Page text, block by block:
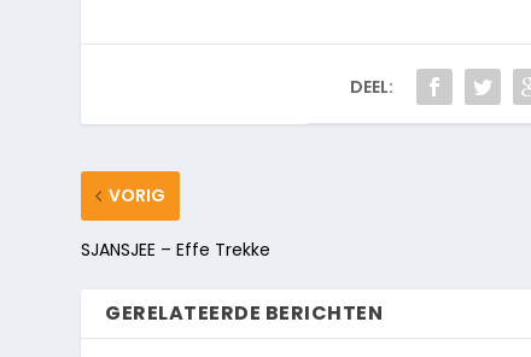
DEEL:
VORIG
SJANSJEE – Effe Trekke
GERELATEERDE BERICHTEN